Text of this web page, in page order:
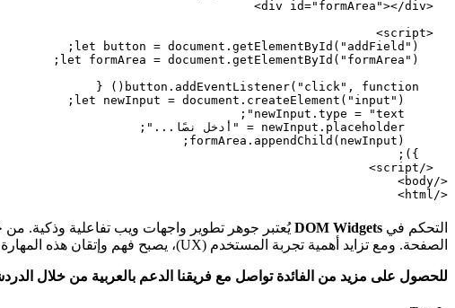
</html>
التحكم في DOM Widgets
الصفحة. ومع تزايد أهمية تجربة المستخدم (UX)، يصبح فهم وإتقان هذه المهارة ضرورة لأي مطور ويب محترف.
للحصول على مزيد من الفائدة تواصل مع فريقنا الدعم بالعربية من خلال